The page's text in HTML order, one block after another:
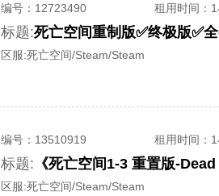
编号： 12723490 租用时间 ：
标题:死亡空间重制版✅终极版✅
区服:死亡空间/Steam/Steam
编号： 13510919 租用时间 ：
标题: 《死亡空间1-3 重置版-
区服:死亡空间/Steam/Steam